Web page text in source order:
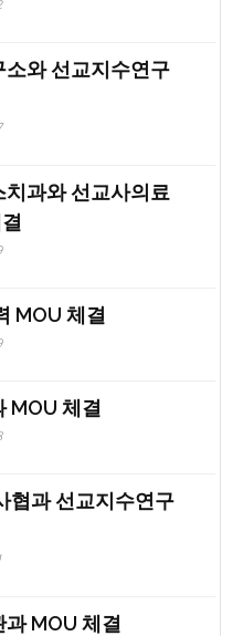
소와 선교지수연구
과와 선교사의료
MOU 체결
MOU 체결
협과 선교지수연구
MOU 체결